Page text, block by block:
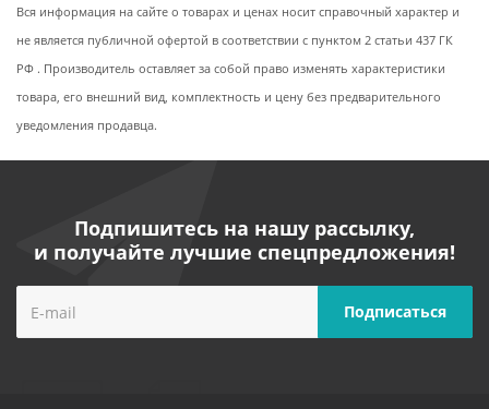
Вся информация на сайте о товарах и ценах носит справочный характер и
не является публичной офертой в соответствии с пунктом 2 статьи 437 ГК
РФ . Производитель оставляет за собой право изменять характеристики
товара, его внешний вид, комплектность и цену без предварительного
уведомления продавца.
Подпишитесь на нашу рассылку,
и получайте лучшие спецпредложения!